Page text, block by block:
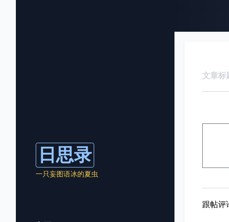
日思录
一只妄图语冰的夏虫
文章标
跟帖评